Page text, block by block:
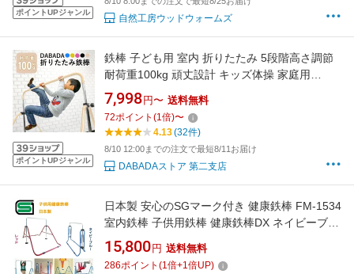
ポイントUPジャンル
自然工房ウッドウォームズ
ポイントUPジャンル
鉄棒 子ども用 室内 折りたたみ 5段階高さ調節
耐荷重100kg 頑丈設計 キッズ体操 家庭用
DABADA FSZ
7,998 円〜 送料無料
72ポイント (1倍)〜
4.13(32件)
8/10 12:00までの注文で最短8/11お届け
DABADAストア 第二支店
日本製 安心のSGマーク付き 健康鉄棒 FM-1534
室内鉄棒 子供用鉄棒 健康鉄棒DX ネイビーブル
ー(NB) / レッド(RD) 耐荷重40kg 4段階高さ調節
お子様の成長後は物干しなどに 室内・野外兼用
15,800 円 送料無料
286ポイント (1倍+1倍UP)